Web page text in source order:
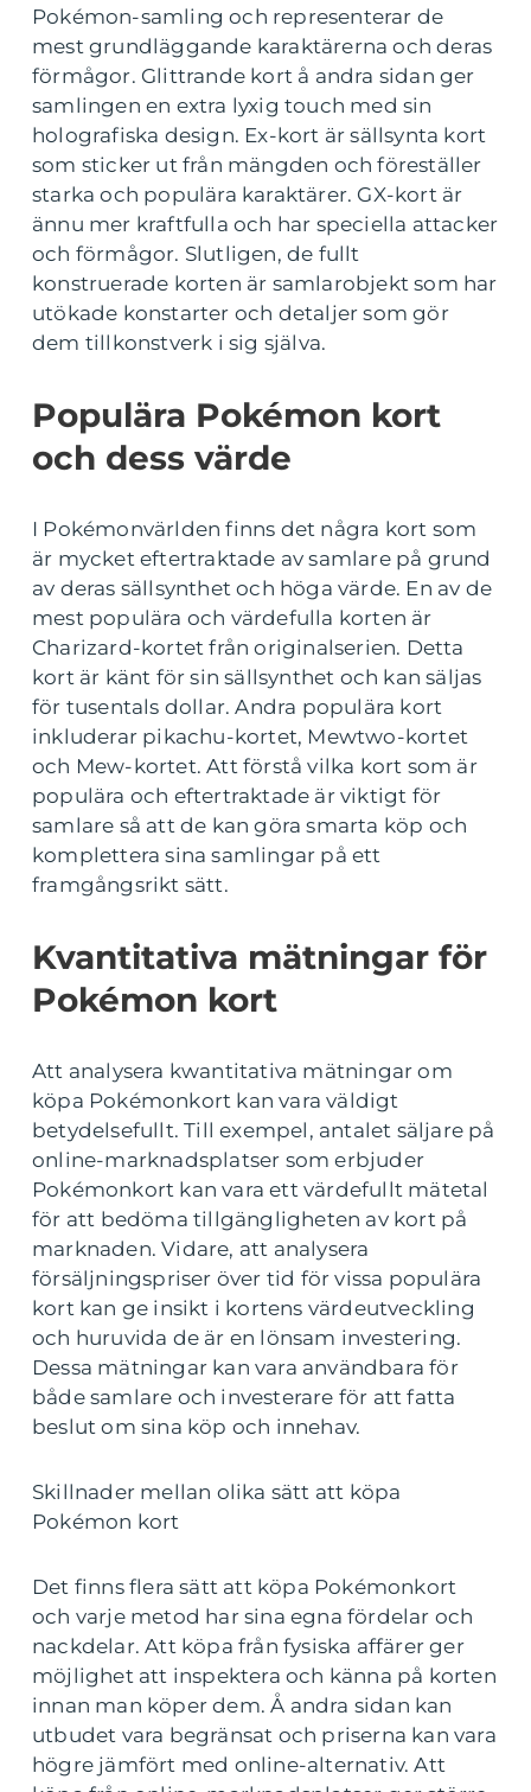
Pokémon-samling och representerar de
mest grundläggande karaktärerna och deras
förmågor. Glittrande kort å andra sidan ger
samlingen en extra lyxig touch med sin
holografiska design. Ex-kort är sällsynta kort
som sticker ut från mängden och föreställer
starka och populära karaktärer. GX-kort är
ännu mer kraftfulla och har speciella attacker
och förmågor. Slutligen, de fullt
konstruerade korten är samlarobjekt som har
utökade konstarter och detaljer som gör
dem tillkonstverk i sig själva.
Populära Pokémon kort
och dess värde
I Pokémonvärlden finns det några kort som
är mycket eftertraktade av samlare på grund
av deras sällsynthet och höga värde. En av de
mest populära och värdefulla korten är
Charizard-kortet från originalserien. Detta
kort är känt för sin sällsynthet och kan säljas
för tusentals dollar. Andra populära kort
inkluderar pikachu-kortet, Mewtwo-kortet
och Mew-kortet. Att förstå vilka kort som är
populära och eftertraktade är viktigt för
samlare så att de kan göra smarta köp och
komplettera sina samlingar på ett
framgångsrikt sätt.
Kvantitativa mätningar för
Pokémon kort
Att analysera kwantitativa mätningar om
köpa Pokémonkort kan vara väldigt
betydelsefullt. Till exempel, antalet säljare på
online-marknadsplatser som erbjuder
Pokémonkort kan vara ett värdefullt mätetal
för att bedöma tillgängligheten av kort på
marknaden. Vidare, att analysera
försäljningspriser över tid för vissa populära
kort kan ge insikt i kortens värdeutveckling
och huruvida de är en lönsam investering.
Dessa mätningar kan vara användbara för
både samlare och investerare för att fatta
beslut om sina köp och innehav.
Skillnader mellan olika sätt att köpa
Pokémon kort
Det finns flera sätt att köpa Pokémonkort
och varje metod har sina egna fördelar och
nackdelar. Att köpa från fysiska affärer ger
möjlighet att inspektera och känna på korten
innan man köper dem. Å andra sidan kan
utbudet vara begränsat och priserna kan vara
högre jämfört med online-alternativ. Att